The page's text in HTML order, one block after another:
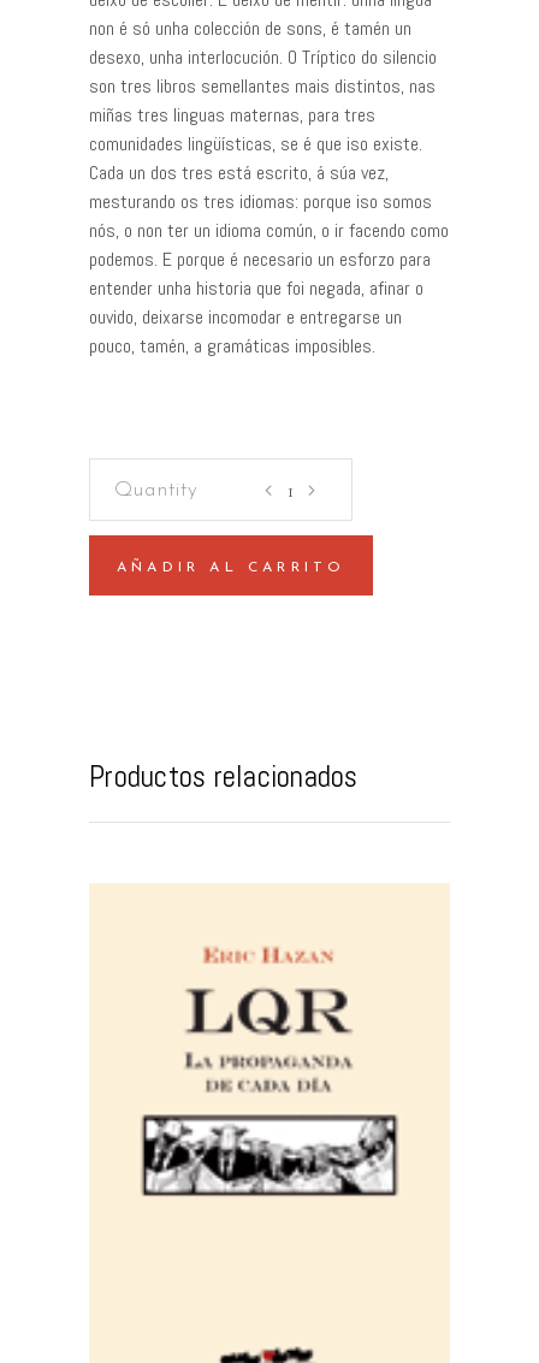
non é só unha colección de sons, é tamén un
desexo, unha interlocución. O Tríptico do silencio
son tres libros semellantes mais distintos, nas
miñas tres linguas maternas, para tres
comunidades lingüísticas, se é que iso existe.
Cada un dos tres está escrito, á súa vez,
mesturando os tres idiomas: porque iso somos
nós, o non ter un idioma común, o ir facendo como
podemos. E porque é necesario un esforzo para
entender unha historia que foi negada, afinar o
ouvido, deixarse incomodar e entregarse un
pouco, tamén, a gramáticas imposibles.
(gallego)
AÑADIR AL CARRITO
Productos relacionados
AÑADIR AL CARRITO